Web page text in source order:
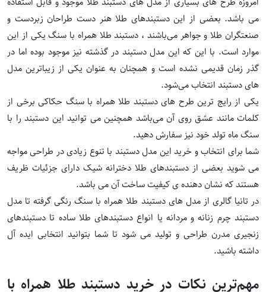
می باشد. بعضی از این دستبندهای طلا هنر دست طراحان زبردست و
صنعتگران طلا و جواهر می‌باشند ، دستبند طلا همراه با سنگ یکی از این
موارد است. با این که این مدل دستبند در گذشته نیز موجود بوده اما در
گذر زمان قدیمی نشده است و همچنان به عنوان یکی از زیباترین مدل
های دستبند انتخاب می‌شود.
یکی از رایج ترین طرح های دستبند طلا همراه با سنگ حکاکی برخی از
کلمات مانند عشق روی آن می‌باشد همچنین می توانید این دستبند را با
سنگ ماه تولد خود نیز سفارش دهید.
شما برای انتخاب و خرید این مدل دستبند با تنوع زیادی در طراحی مواجه
می شوید بعضی از دستبندهای طلا دخترانه شیک دارای جزئیات ظریف
هستند که نشان دهنده ی کیفیت ساخت آن می باشد.
در تانیا گالری از مدل های دستبند طلا همراه با سنگ رنگی گرفته تا مدل
دستبند چرم زنانه و مردانه یا انواع دستبندهای طلا ساده تا دستبندهای
زنجیری مدرن طراحی و تولید می شود تا شما بتوانید انتخابی ایده آل
داشته باشید.
مهم‌ترین نکات در خرید دستبند طلا همراه با